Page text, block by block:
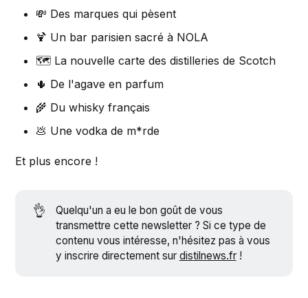
💸 Des marques qui pèsent
🍹 Un bar parisien sacré à NOLA
🗺 La nouvelle carte des distilleries de Scotch
🌵 De l'agave en parfum
🌾 Du whisky français
💩 Une vodka de m*rde
Et plus encore !
👌
Quelqu'un a eu le bon goût de vous
transmettre cette newsletter ? Si ce type de
contenu vous intéresse, n'hésitez pas à vous
y inscrire directement sur distilnews.fr!